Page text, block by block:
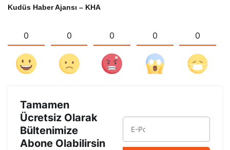
Kudüs Haber Ajansı – KHA
0 0 0 0 0
Tamamen
Ücretsiz Olarak
Bültenimize
Abone Olabilirsin